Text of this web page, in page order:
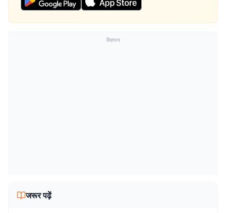
विज्ञापन
जरूर पढ़ें